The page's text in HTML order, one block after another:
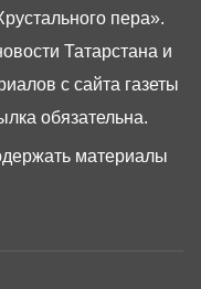
пера».
Татарстана и
с сайта газеты
обязательна.
материалы